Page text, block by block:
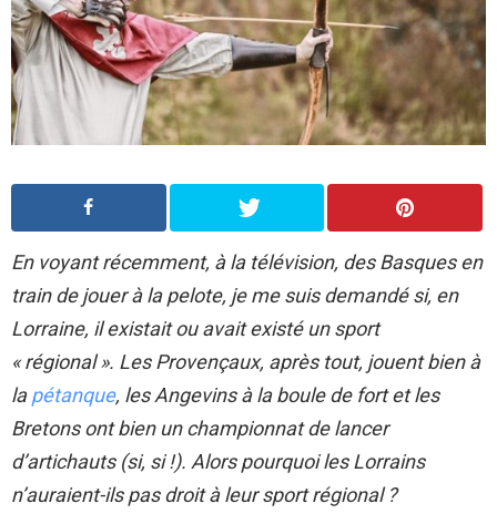
En voyant récemment, à la télévision, des Basques en
train de jouer à la pelote, je me suis demandé si, en
Lorraine, il existait ou avait existé un sport
« régional ». Les Provençaux, après tout, jouent bien à
lapétanque, les Angevins à la boule de fort et les
Bretons ont bien un championnat de lancer
d’artichauts (si, si !). Alors pourquoi les Lorrains
n’auraient-ils pas droit à leur sport régional ?